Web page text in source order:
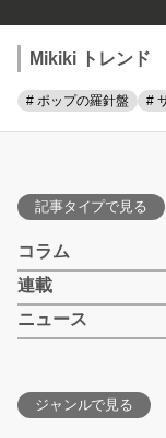
Mikiki トレンド
# ポップの羅針盤 #
記事タイプで見る
コラム
連載
ニュース
ジャンルで見る